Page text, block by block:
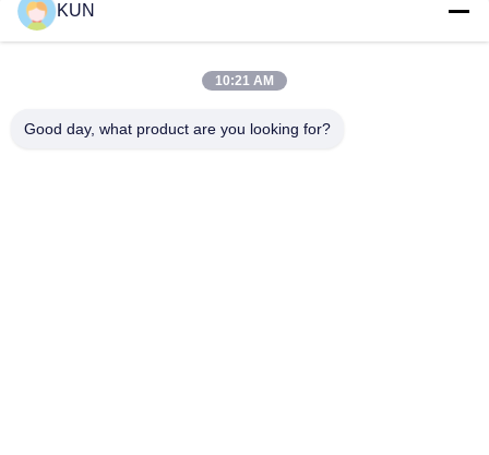
KUN
10:21 AM
Good day, what product are you looking for?